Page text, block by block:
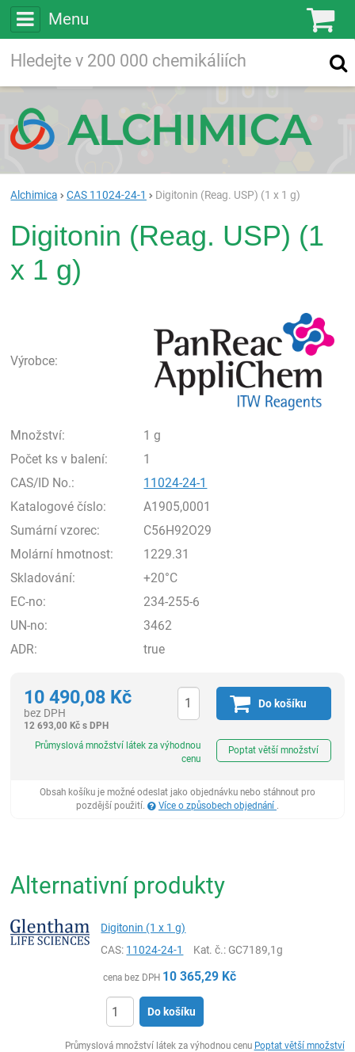
Menu
Vyhledávání
Alchimica CAS 11024-24-1 Digitonin (Reag. USP) (1 x 1 g)
Digitonin (Reag. USP) (1
x 1 g)
Výrobce:
Množství:
1 g
Počet ks v balení:
1
CAS/ID No.:
11024-24-1
Katalogové číslo:
A1905,0001
Sumární vzorec:
C56H92O29
Molární hmotnost:
1229.31
Skladování:
+20°C
EC-no:
234-255-6
UN-no:
3462
ADR:
true
10 490,08 Kč
bez DPH
12 693,00Kč s DPH
Do košíku
Průmyslová množství látek za výhodnou
cenu
Poptat větší množství
Obsah košíku je možné odeslat jako objednávku nebo stáhnout pro
pozdější použití.
Více o způsobech objednání .
Alternativní produkty
Digitonin (1 x 1 g)
CAS: 11024-24-1 Kat. č.: GC7189,1g
cena bez DPH 10 365,29 Kč
Do košíku
Průmyslová množství látek za výhodnou cenu Poptat větší množství